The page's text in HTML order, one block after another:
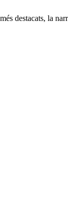
destacats, la